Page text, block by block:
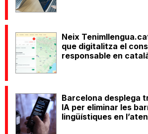
Neix
que digitalitza el
responsable en
Barcelona desplega
IA per eliminar les
lingüístiques en